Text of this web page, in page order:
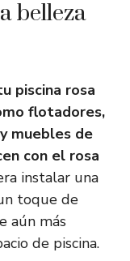
belleza
piscina rosa
flotadores,
muebles de
con el rosa
instalar una
toque de
aún más
de piscina.